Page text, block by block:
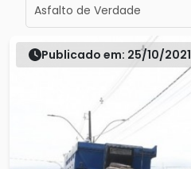
Asfalto de Verdade
Publicado em: 25/10/2021